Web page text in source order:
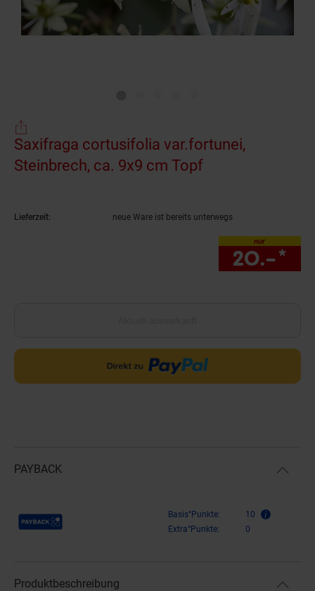
Saxifraga cortusifolia var.fortunei,
Steinbrech, ca. 9x9 cm Topf
Lieferzeit: neue Ware ist bereits unterwegs
nur
20.–*
PAYBACK
Payback Punkte Basis°Punkte:
10
Extra°Punkte:
0
Produktbeschreibung